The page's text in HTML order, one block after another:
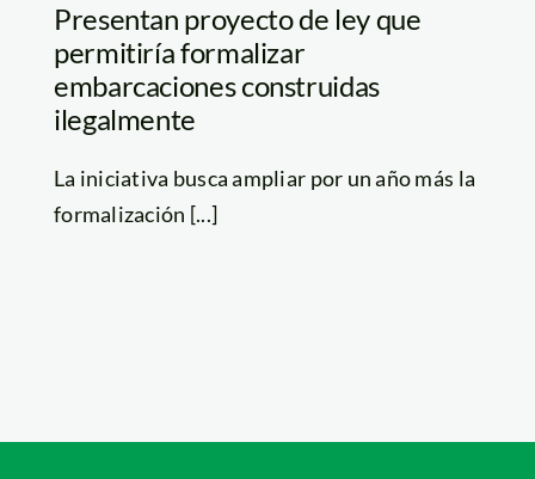
Presentan proyecto de ley que
permitiría formalizar
embarcaciones construidas
ilegalmente
La iniciativa busca ampliar por un año más la
formalización [...]